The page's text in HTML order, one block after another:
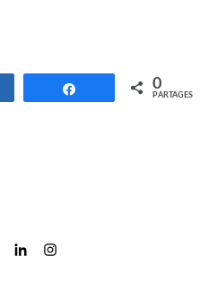
Partagez 0
PARTAGES